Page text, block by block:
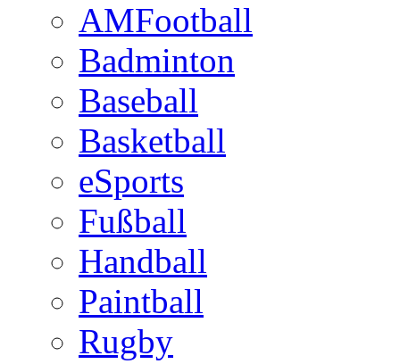
AMFootball
Badminton
Baseball
Basketball
eSports
Fußball
Handball
Paintball
Rugby